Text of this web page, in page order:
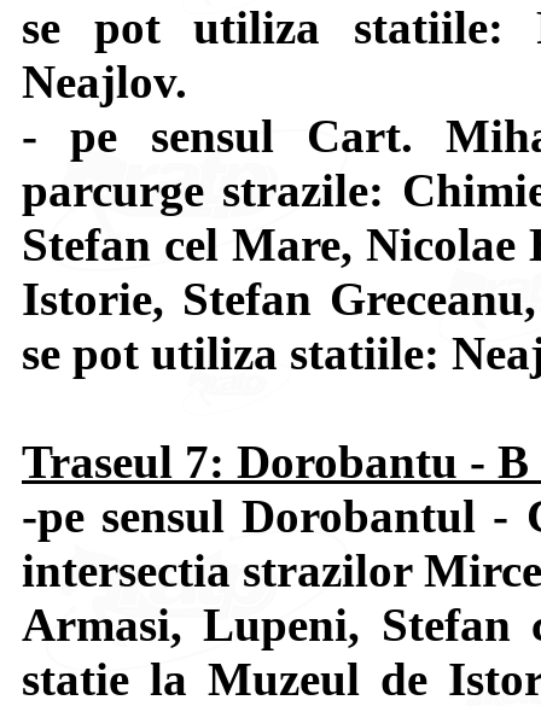
se pot utiliza statiile:
Neajlov.
- pe sensul Cart.
parcurge strazile:
Stefan cel Mare, Nicolae
Istorie, Stefan
se pot utiliza statiile:
Traseul 7: Dorobantu -
-pe sensul Dorobantul -
intersectia strazilor
Armasi, Lupeni, Stefan
statie la Muzeul de